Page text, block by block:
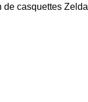
de casquettes Zelda